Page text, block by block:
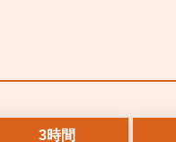
3時間